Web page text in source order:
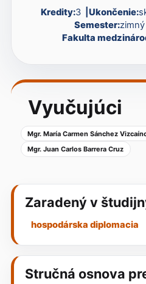
Kredity:3 Ukončenie:
Semester:zimný
Fakulta
Vyučujúci
Mgr. María Carmen Sánchez
Mgr. Juan Carlos Barrera Cruz
Zaradený v
hospodárska diplomacia
Stručná osnova